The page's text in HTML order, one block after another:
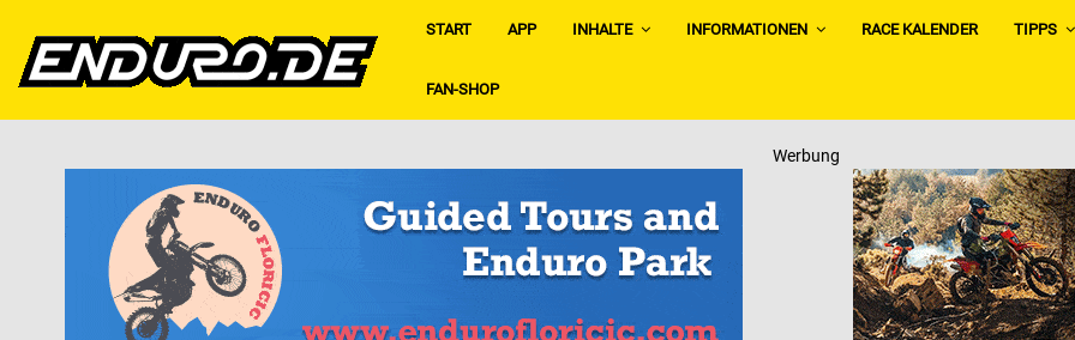
START APP INHALTE INFORMATIONEN RACE KALENDER TIPPS
FAN-SHOP
Werbung